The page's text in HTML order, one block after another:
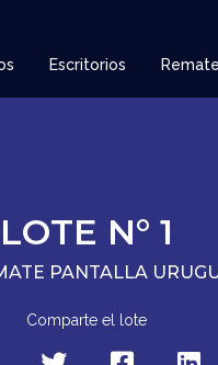
Escritorios
LOTE N° 1
PANTALLA
Comparte el lote